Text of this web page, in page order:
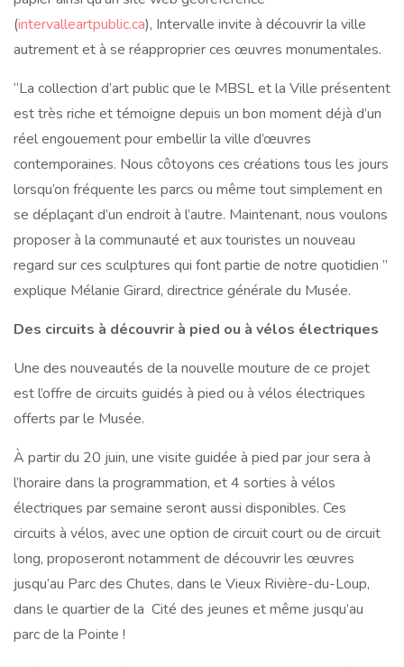
(intervalleartpublic.ca), Intervalle invite à découvrir la ville
autrement et à se réapproprier ces œuvres monumentales.
“La collection d’art public que le MBSL et la Ville présentent
est très riche et témoigne depuis un bon moment déjà d’un
réel engouement pour embellir la ville d’œuvres
contemporaines. Nous côtoyons ces créations tous les jours
lorsqu’on fréquente les parcs ou même tout simplement en
se déplaçant d’un endroit à l’autre. Maintenant, nous voulons
proposer à la communauté et aux touristes un nouveau
regard sur ces sculptures qui font partie de notre quotidien ”
explique Mélanie Girard, directrice générale du Musée.
Des circuits à découvrir à pied ou à vélos électriques
Une des nouveautés de la nouvelle mouture de ce projet
est l’offre de circuits guidés à pied ou à vélos électriques
offerts par le Musée.
À partir du 20 juin, une visite guidée à pied par jour sera à
l’horaire dans la programmation, et 4 sorties à vélos
électriques par semaine seront aussi disponibles. Ces
circuits à vélos, avec une option de circuit court ou de circuit
long, proposeront notamment de découvrir les œuvres
jusqu’au Parc des Chutes, dans le Vieux Rivière-du-Loup,
dans le quartier de la Cité des jeunes et même jusqu’au
parc de la Pointe !